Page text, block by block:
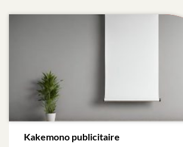
Kakemono publicitaire